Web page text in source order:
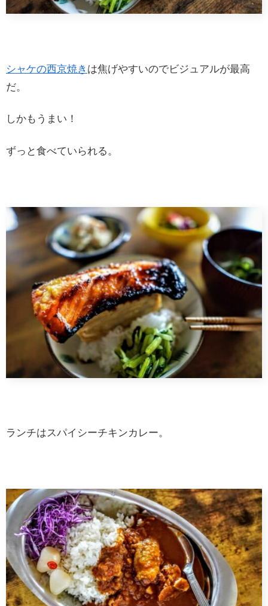
シャケの西京焼き は焦げやすいのでビジュアルが最高
だ。
しかもうまい！
ずっと食べていられる。
ランチはスパイシーチキンカレー。